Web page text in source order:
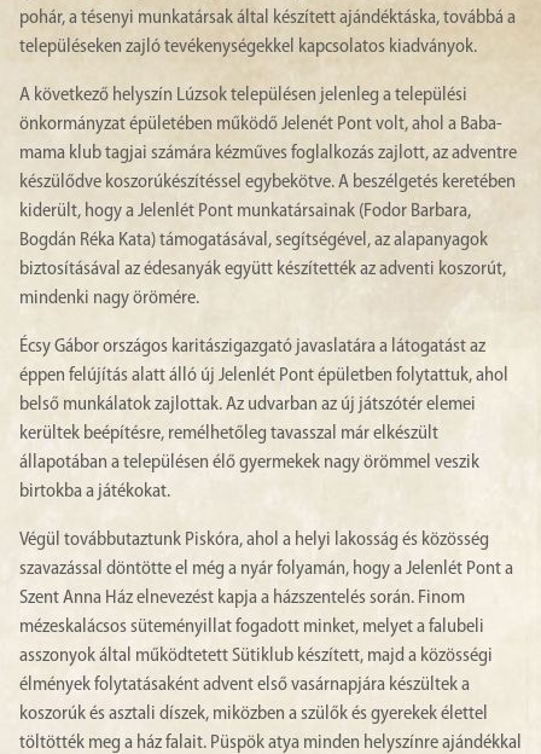
pohár, a tésenyi munkatársak által készített ajándéktáska, továbbá a
településeken zajló tevékenységekkel kapcsolatos kiadványok.
A következő helyszín Lúzsok településen jelenleg a települési
önkormányzat épületében működő Jelenét Pont volt, ahol a Baba-
mama klub tagjai számára kézműves foglalkozás zajlott, az adventre
készülődve koszorúkészítéssel egybekötve. A beszélgetés keretében
kiderült, hogy a Jelenlét Pont munkatársainak (Fodor Barbara,
Bogdán Réka Kata) támogatásával, segítségével, az alapanyagok
biztosításával az édesanyák együtt készítették az adventi koszorút,
mindenki nagy örömére.
Écsy Gábor országos karitászigazgató javaslatára a látogatást az
éppen felújítás alatt álló új Jelenlét Pont épületben folytattuk, ahol
belső munkálatok zajlottak. Az udvarban az új játszótér elemei
kerültek beépítésre, remélhetőleg tavasszal már elkészült
állapotában a településen élő gyermekek nagy örömmel veszik
birtokba a játékokat.
Végül továbbutaztunk Piskóra, ahol a helyi lakosság és közösség
szavazással döntötte el még a nyár folyamán, hogy a Jelenlét Pont a
Szent Anna Ház elnevezést kapja a házszentelés során. Finom
mézeskalácsos süteményillat fogadott minket, melyet a falubeli
asszonyok által működtetett Sütiklub készített, majd a közösségi
élmények folytatásaként advent első vasárnapjára készültek a
koszorúk és asztali díszek, miközben a szülők és gyerekek élettel
töltötték meg a ház falait. Püspök atya minden helyszínre ajándékkal